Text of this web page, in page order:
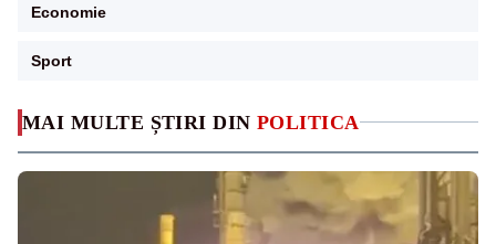
MAI MULTE ȘTIRI DIN POLITICA
Economie
Sport